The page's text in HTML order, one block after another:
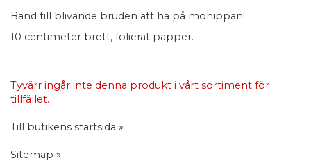
Band till blivande bruden att ha på möhippan!
10 centimeter brett, folierat papper.
Tyvärr ingår inte denna produkt i vårt sortiment för
tillfället.
Till butikens startsida »
Sitemap »